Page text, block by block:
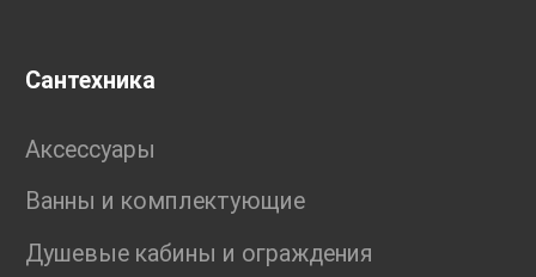
Сантехника
Аксессуары
Ванны и комплектующие
Душевые кабины и ограждения